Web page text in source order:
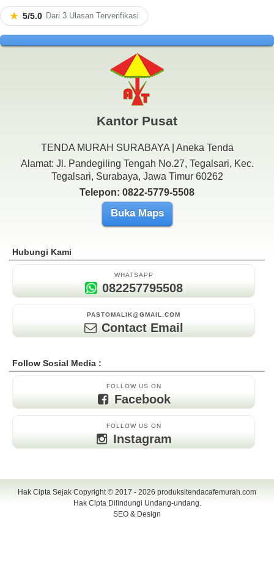
★ 5/5.0 Dari 3 Ulasan Terverifikasi
Kantor Pusat
TENDA MURAH SURABAYA | Aneka Tenda
Alamat: Jl. Pandegiling Tengah No.27, Tegalsari, Kec.
Tegalsari, Surabaya, Jawa Timur 60262
Telepon: 0822-5779-5508
Buka Maps
Hubungi Kami
WHATSAPP
082257795508
PASTOMALIK@GMAIL.COM
Contact Email
Follow Sosial Media :
FOLLOW US ON
Facebook
FOLLOW US ON
Instagram
Hak Cipta Sejak Copyright © 2017 - 2026 produksitendacafemurah.com
Hak Cipta Dilindungi Undang-undang.
SEO & Design